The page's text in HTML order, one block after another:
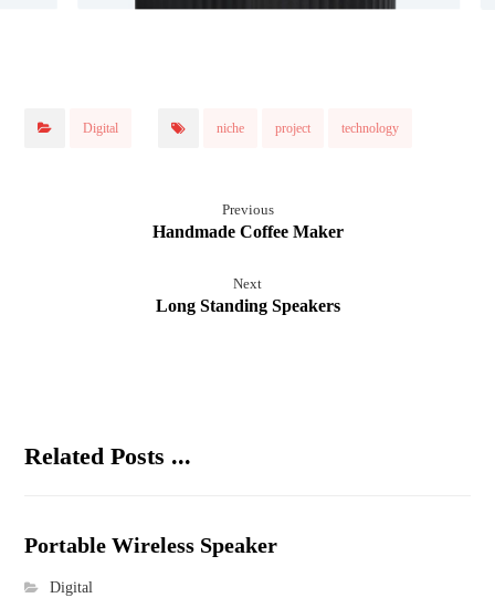
Digital niche project technology
Previous
Handmade Coffee Maker
Next
Long Standing Speakers
Related Posts ...
Portable Wireless Speaker
Digital